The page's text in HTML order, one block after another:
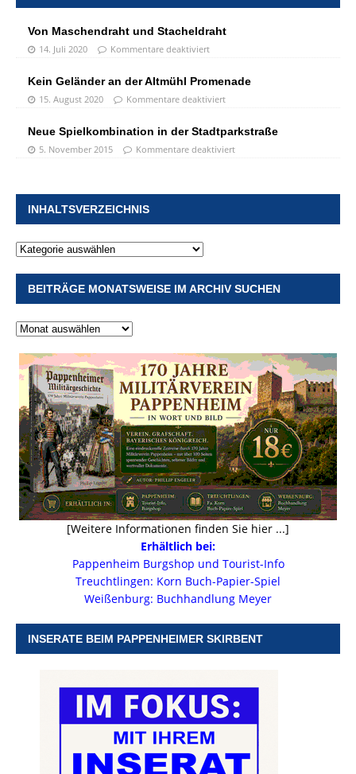
Von Maschendraht und Stacheldraht
14. Juli 2020 Kommentare deaktiviert
Kein Geländer an der Altmühl Promenade
15. August 2020 Kommentare deaktiviert
Neue Spielkombination in der Stadtparkstraße
5. November 2015 Kommentare deaktiviert
INHALTSVERZEICHNIS
BEITRÄGE MONATSWEISE IM ARCHIV SUCHEN
[Weitere Informationen finden Sie hier ...]
Erhältlich bei:
Pappenheim Burgshop und Tourist-Info
Treuchtlingen: Korn Buch-Papier-Spiel
Weißenburg: Buchhandlung Meyer
INSERATE BEIM PAPPENHEIMER SKIRBENT